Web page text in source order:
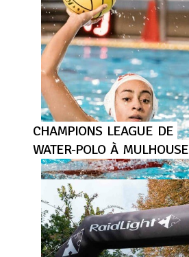
CHAMPIONS LEAGUE DE
WATER-POLO À MULHOUSE